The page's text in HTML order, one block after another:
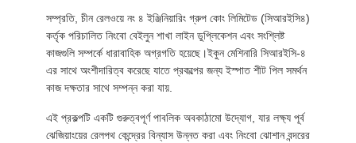
উদ্ধৃতির
আবেদন
সম্প্রতি, চীন রেলওয়ে নং ৪ ইঞ্জিনিয়ারিং গ্রুপ কোং লিমিটেড (সিআরইসি৪)
কর্তৃক পরিচালিত নিংবো বেইলুন শাখা লাইন ডুপ্লিকেশন এবং সংশ্লিষ্ট
কাজগুলি সম্পর্কে ধারাবাহিক অগ্রগতি হয়েছে।ইকুন মেশিনারি সিআরইসি-৪
এর সাথে অংশীদারিত্ব করেছে যাতে প্রকল্পের জন্য ইস্পাত শীট পিল সমর্থন
কাজ দক্ষতার সাথে সম্পন্ন করা যায়.
এই প্রকল্পটি একটি গুরুত্বপূর্ণ পাবলিক অবকাঠামো উদ্যোগ, যার লক্ষ্য পূর্ব
ঝেজিয়াংয়ের রেলপথ কেন্দ্রের বিন্যাস উন্নত করা এবং নিংবো ঝোশান বন্দরের